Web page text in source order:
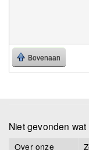
Bovenaan
Niet gevonden
Over onze